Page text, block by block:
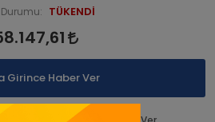
Durumu: TÜKENDİ
Girince Haber Ver